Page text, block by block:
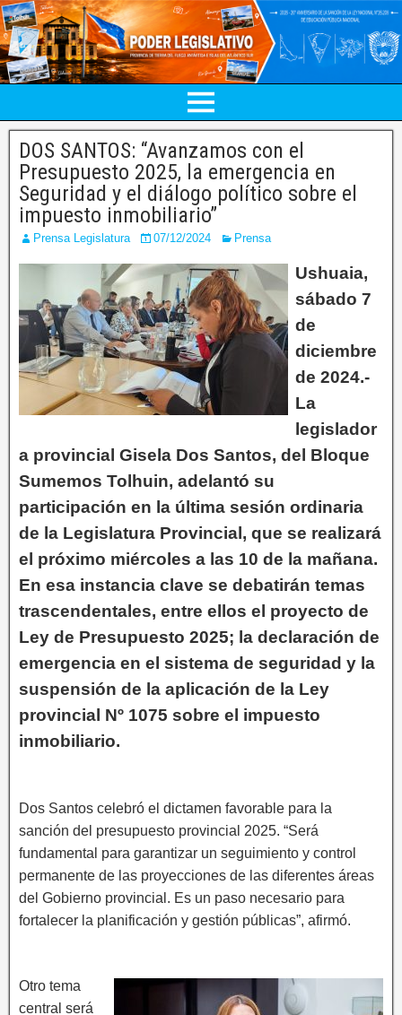
DOS SANTOS: “Avanzamos con el
Presupuesto 2025, la emergencia en
Seguridad y el diálogo político sobre el
impuesto inmobiliario”
Prensa Legislatura 07/12/2024 Prensa
Ushuaia,
sábado 7
de
diciembre
de 2024.-
La
legislador
a provincial Gisela Dos Santos, del Bloque
Sumemos Tolhuin, adelantó su
participación en la última sesión ordinaria
de la Legislatura Provincial, que se realizará
el próximo miércoles a las 10 de la mañana.
En esa instancia clave se debatirán temas
trascendentales, entre ellos el proyecto de
Ley de Presupuesto 2025; la declaración de
emergencia en el sistema de seguridad y la
suspensión de la aplicación de la Ley
provincial Nº 1075 sobre el impuesto
inmobiliario.
Dos Santos celebró el dictamen favorable para la
sanción del presupuesto provincial 2025. “Será
fundamental para garantizar un seguimiento y control
permanente de las proyecciones de las diferentes áreas
del Gobierno provincial. Es un paso necesario para
fortalecer la planificación y gestión públicas”, afirmó.
Otro tema
central será